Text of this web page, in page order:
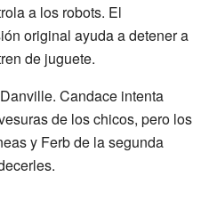
a los robots. El
original ayuda a detener a
de juguete.
Candace intenta
de los chicos, pero los
y Ferb de la segunda